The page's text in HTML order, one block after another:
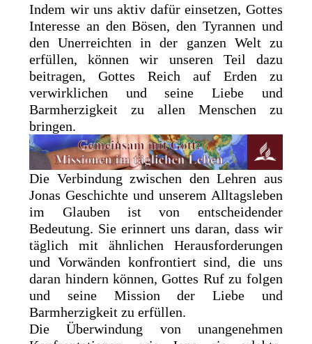
Indem wir uns aktiv dafür einsetzen, Gottes
Interesse an den Bösen, den Tyrannen und
den Unerreichten in der ganzen Welt zu
erfüllen, können wir unseren Teil dazu
beitragen, Gottes Reich auf Erden zu
verwirklichen und seine Liebe und
Barmherzigkeit zu allen Menschen zu
bringen.
Die Verbindung zwischen den Lehren aus
Jonas Geschichte und unserem Alltagsleben
im Glauben ist von entscheidender
Bedeutung. Sie erinnert uns daran, dass wir
täglich mit ähnlichen Herausforderungen
und Vorwänden konfrontiert sind, die uns
daran hindern können, Gottes Ruf zu folgen
und seine Mission der Liebe und
Barmherzigkeit zu erfüllen.
Die Überwindung von unangenehmen